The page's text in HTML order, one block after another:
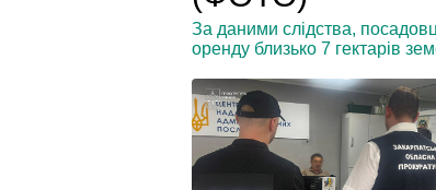
За даними слідства,
оренду близько 7 гектарів